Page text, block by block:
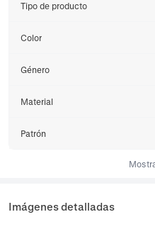
Tipo de producto
Color
Género
Material
Patrón
Imágenes detalladas